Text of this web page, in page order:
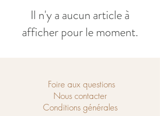
Il n'y a aucun article à
afficher pour le moment.
Foire aux questions
Nous contacter
Conditions générales